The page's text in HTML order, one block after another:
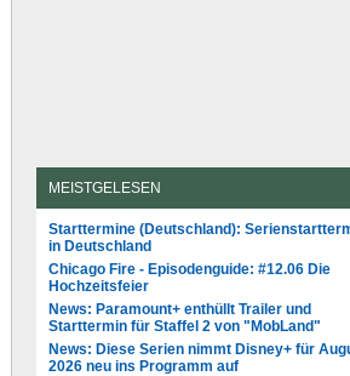
MEISTGELESEN
Starttermine (Deutschland):
in Deutschland
Chicago Fire - Episodenguide: #12.06 Die
Hochzeitsfeier
News: Paramount+ enthüllt Trailer und
Starttermin für Staffel 2 von "MobLand"
News: Diese Serien nimmt Disney+ für
2026 neu ins Programm auf